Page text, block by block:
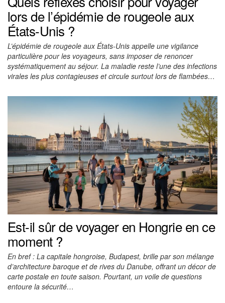
lors de l’épidémie de rougeole aux
États-Unis ?
L’épidémie de rougeole aux États-Unis appelle une vigilance
particulière pour les voyageurs, sans imposer de renoncer
systématiquement au séjour. La maladie reste l’une des infections
virales les plus contagieuses et circule surtout lors de flambées…
Est-il sûr de voyager en Hongrie en ce
moment ?
En bref : La capitale hongroise, Budapest, brille par son mélange
d’architecture baroque et de rives du Danube, offrant un décor de
carte postale en toute saison. Pourtant, un voile de questions
entoure la sécurité…